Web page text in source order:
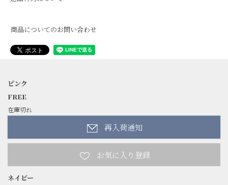
商品についてのお問い合わせ
ピンク
FREE
在庫切れ
再入荷通知
ネイビー